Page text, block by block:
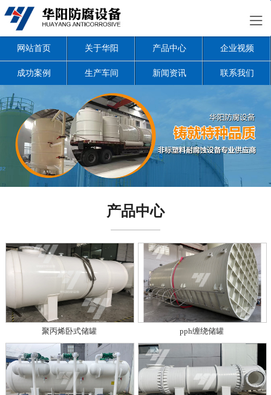
网站首页 关于华阳 产品中心 企业视频
成功案例 生产车间 新闻资讯 联系我们
产品中心
聚丙烯卧式储罐 pph缠绕储罐